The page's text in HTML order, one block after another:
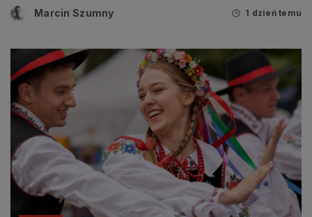
Marcin Szumny 1 dzień temu